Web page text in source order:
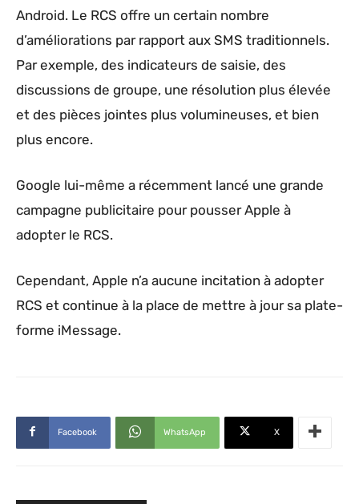
Android. Le RCS offre un certain nombre
d’améliorations par rapport aux SMS traditionnels.
Par exemple, des indicateurs de saisie, des
discussions de groupe, une résolution plus élevée
et des pièces jointes plus volumineuses, et bien
plus encore.
Google lui-même a récemment lancé une grande
campagne publicitaire pour pousser Apple à
adopter le RCS.
Cependant, Apple n’a aucune incitation à adopter
RCS et continue à la place de mettre à jour sa plate-
forme iMessage.
Facebook WhatsApp X